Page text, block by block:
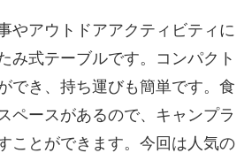
やアウトドアアクティビティに
み式テーブルです。コンパクト
でき、持ち運びも簡単です。食
ペースがあるので、キャンプラ
ことができます。今回は人気の